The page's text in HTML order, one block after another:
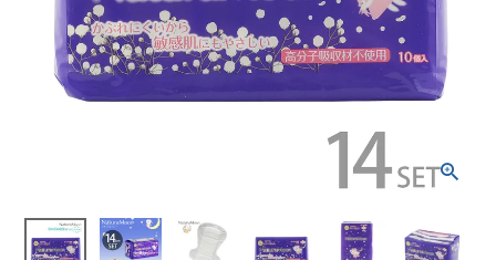
夜用) 羽つきト
ップシートコッ
トン100％
7,753 (税込)
新商品